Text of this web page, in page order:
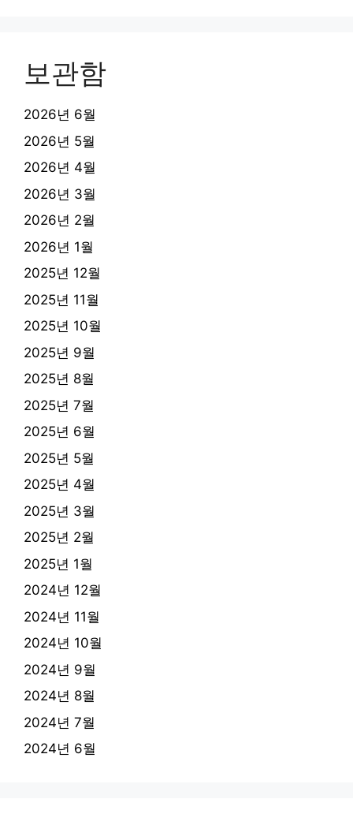
보관함
2026년 6월
2026년 5월
2026년 4월
2026년 3월
2026년 2월
2026년 1월
2025년 12월
2025년 11월
2025년 10월
2025년 9월
2025년 8월
2025년 7월
2025년 6월
2025년 5월
2025년 4월
2025년 3월
2025년 2월
2025년 1월
2024년 12월
2024년 11월
2024년 10월
2024년 9월
2024년 8월
2024년 7월
2024년 6월